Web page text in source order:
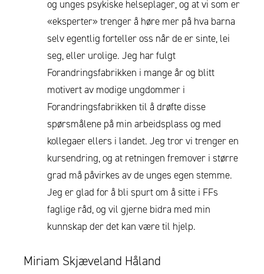
og unges psykiske helseplager, og at vi som er
«eksperter» trenger å høre mer på hva barna
selv egentlig forteller oss når de er sinte, lei
seg, eller urolige. Jeg har fulgt
Forandringsfabrikken i mange år og blitt
motivert av modige ungdommer i
Forandringsfabrikken til å drøfte disse
spørsmålene på min arbeidsplass og med
kollegaer ellers i landet. Jeg tror vi trenger en
kursendring, og at retningen fremover i større
grad må påvirkes av de unges egen stemme.
Jeg er glad for å bli spurt om å sitte i FFs
faglige råd, og vil gjerne bidra med min
kunnskap der det kan være til hjelp.
Miriam Skjæveland Håland